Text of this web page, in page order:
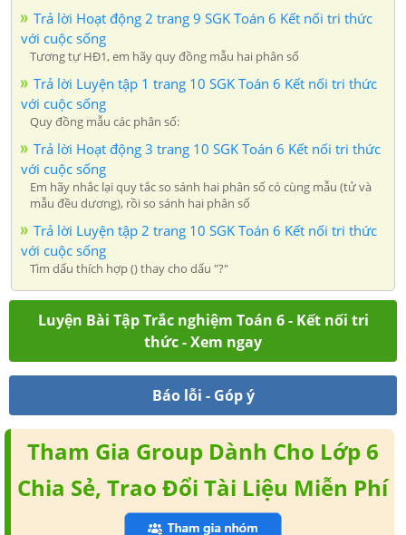
Trả lời Hoạt động 2 trang 9 SGK Toán 6 Kết nối tri thức
với cuộc sống
Tương tự HĐ1, em hãy quy đồng mẫu hai phân số
Trả lời Luyện tập 1 trang 10 SGK Toán 6 Kết nối tri thức
với cuộc sống
Quy đồng mẫu các phân số:
Trả lời Hoạt động 3 trang 10 SGK Toán 6 Kết nối tri thức
với cuộc sống
Em hãy nhắc lại quy tắc so sánh hai phân số có cùng mẫu (tử và
mẫu đều dương), rồi so sánh hai phân số
Trả lời Luyện tập 2 trang 10 SGK Toán 6 Kết nối tri thức
với cuộc sống
Tìm dấu thích hợp () thay cho dấu "?"
Luyện Bài Tập Trắc nghiệm Toán 6 - Kết nối tri
thức - Xem ngay
Báo lỗi - Góp ý
Tham Gia Group Dành Cho Lớp 6
Chia Sẻ, Trao Đổi Tài Liệu Miễn Phí